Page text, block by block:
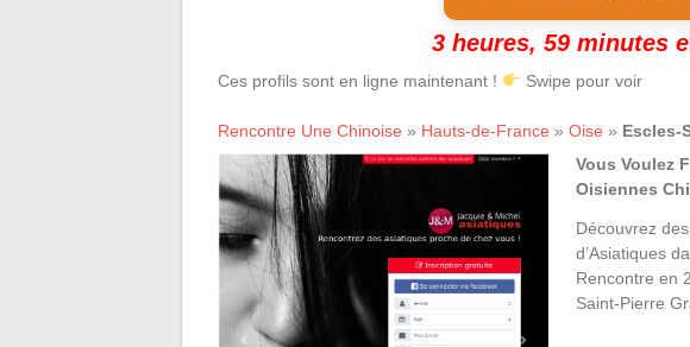
3 heures, 59 minutes
Ces profils sont en ligne maintenant ! Swipe pour voir
Rencontre Une Chinoise » Hauts-de-France » Oise » Escles-
Vous Voulez
Oisiennes
Découvrez
d’Asiatiques
Rencontre en
Saint-Pierre